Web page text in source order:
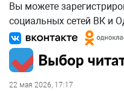
Вы можете
социальных сетей ВК и
Выбор
22 мая 2026, 17:17